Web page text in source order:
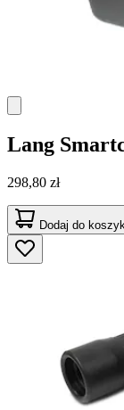
Lang
298,80 zł
Dodaj do